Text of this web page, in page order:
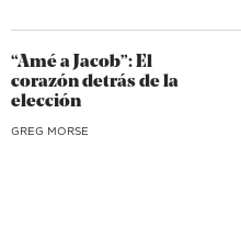
“Amé a Jacob”: El
corazón detrás de la
elección
GREG MORSE